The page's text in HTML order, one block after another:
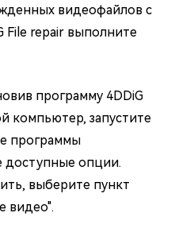
видеофайлов с
repair выполните
программу 4DDiG
компьютер, запустите
программы
доступные опции.
выберите пункт
видео".